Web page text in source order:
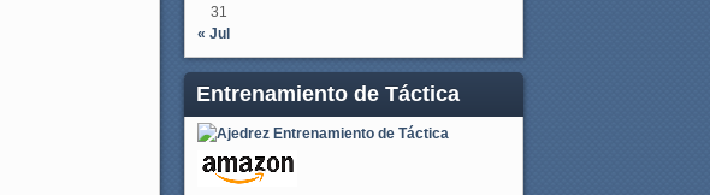
31
« Jul
Entrenamiento de Táctica